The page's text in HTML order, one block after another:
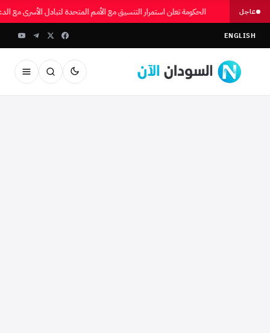
عاجل الحكومة تعلن استمرار التنسيق مع الأمم المتحدة لتبادل الأسرى مع
ENGLISH